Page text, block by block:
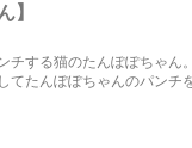
】
チする猫のたんぽぽちゃ
てたんぽぽちゃんのパンチ